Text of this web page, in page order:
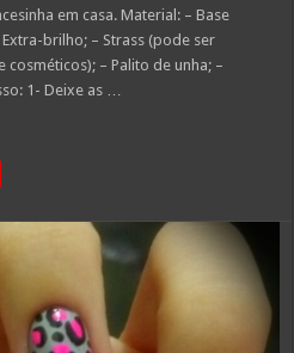
em casa. Material: – Base
brilho; – Strass (pode ser
– Palito de unha; –
1- Deixe as …